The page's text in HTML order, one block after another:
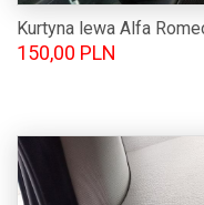
Kurtyna lewa Alfa
150,00 PLN